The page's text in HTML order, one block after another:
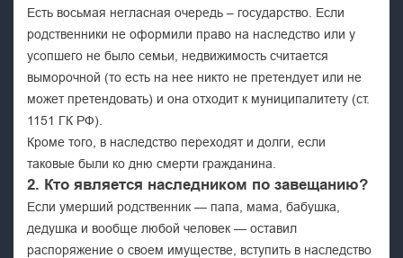
Есть восьмая негласная очередь – государство. Если
родственники не оформили право на наследство или у
усопшего не было семьи, недвижимость считается
выморочной (то есть на нее никто не претендует или не
может претендовать) и она отходит к муниципалитету (ст.
1151 ГК РФ).
Кроме того, в наследство переходят и долги, если
таковые были ко дню смерти гражданина.
2. Кто является наследником по завещанию?
Если умерший родственник — папа, мама, бабушка,
дедушка и вообще любой человек — оставил
распоряжение о своем имуществе, вступить в наследство